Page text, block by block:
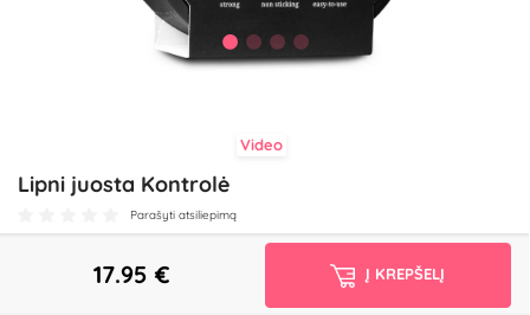
Video
Lipni juosta Kontrolė
Parašyti atsiliepimą
17.95 € Į KREPŠELĮ